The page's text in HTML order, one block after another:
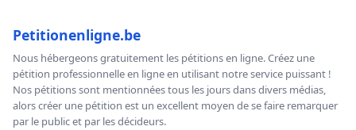
Petitionenligne.be
Nous hébergeons gratuitement les pétitions en ligne. Créez une
pétition professionnelle en ligne en utilisant notre service puissant !
Nos pétitions sont mentionnées tous les jours dans divers médias,
alors créer une pétition est un excellent moyen de se faire remarquer
par le public et par les décideurs.